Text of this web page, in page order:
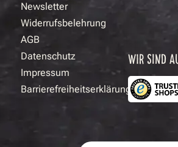
Newsletter
Widerrufsbelehrung
AGB
Datenschutz
Impressum
Barrierefreiheitserklärung
WIR SIND